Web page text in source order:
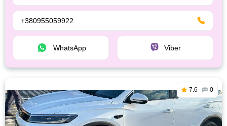
+380955059922
WhatsApp Viber
7.6 0